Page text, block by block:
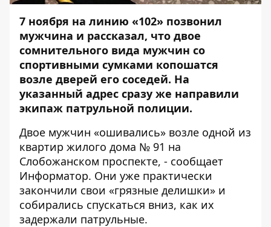
7 ноября на линию «102» позвонил
мужчина и рассказал, что двое
сомнительного вида мужчин со
спортивными сумками копошатся
возле дверей его соседей. На
указанный адрес сразу же направили
экипаж патрульной полиции.
Двое мужчин «ошивались» возле одной из
квартир жилого дома № 91 на
Слобожанском проспекте, - сообщает
Информатор. Они уже практически
закончили свои «грязные делишки» и
собирались спускаться вниз, как их
задержали патрульные.